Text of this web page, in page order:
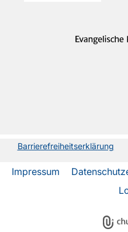
Barrierefreiheitserklärung
Impressum